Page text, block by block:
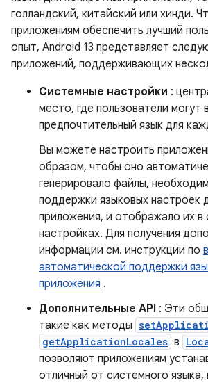
голландский, китайский или хинди.
приложениям обеспечить лучший
опыт, Android 13 представляет
приложений, поддерживающих
Системные настройки :
место, где пользователи могут
предпочтительный язык для
Вы можете настроить
образом, чтобы оно
генерировало файлы,
поддержки языковых настроек
приложения, и отображало их в
настройках. Для получения
информации см. инструкции по
автоматической поддержки
приложения .
Дополнительные API : Эти
такие как методы
getApplicationLocales в
позволяют приложениям
отличный от системного языка,